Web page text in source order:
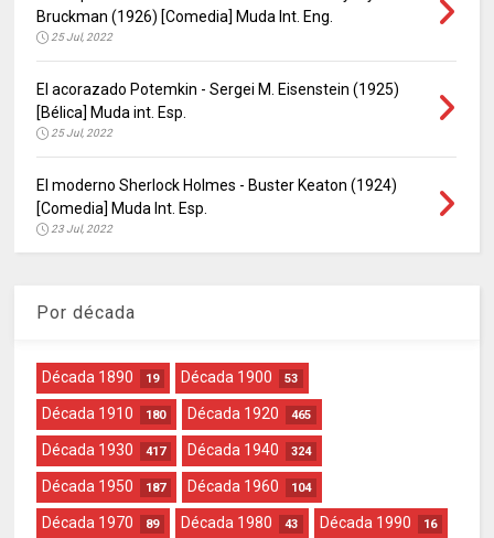
Bruckman (1926) [Comedia] Muda Int. Eng.
25 Jul, 2022
El acorazado Potemkin - Sergei M. Eisenstein (1925)
[Bélica] Muda int. Esp.
25 Jul, 2022
El moderno Sherlock Holmes - Buster Keaton (1924)
[Comedia] Muda Int. Esp.
23 Jul, 2022
Por década
Década 1890 19 Década 1900 53
Década 1910 180 Década 1920 465
Década 1930 417 Década 1940 324
Década 1950 187 Década 1960 104
Década 1970 89 Década 1980 43 Década 1990 16